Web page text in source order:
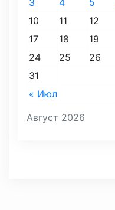
Август 2026
« Июл
10
11 12
17
18 19
24
25 26
31